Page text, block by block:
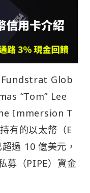
Fundstrat Glob
“Tom” Lee
Immersion T
有的以太幣（E
過 10 億美元，
募（PIPE）資金